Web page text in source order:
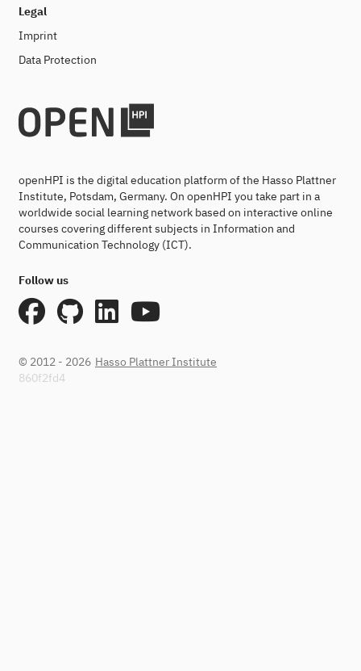
Legal
Imprint
Data Protection
openHPI is the digital education platform of the Hasso Plattner
Institute, Potsdam, Germany. On openHPI you take part in a
worldwide social learning network based on interactive online
courses covering different subjects in Information and
Communication Technology (ICT).
Follow us
© 2012 - 2026 Hasso Plattner Institute
860f2fd4